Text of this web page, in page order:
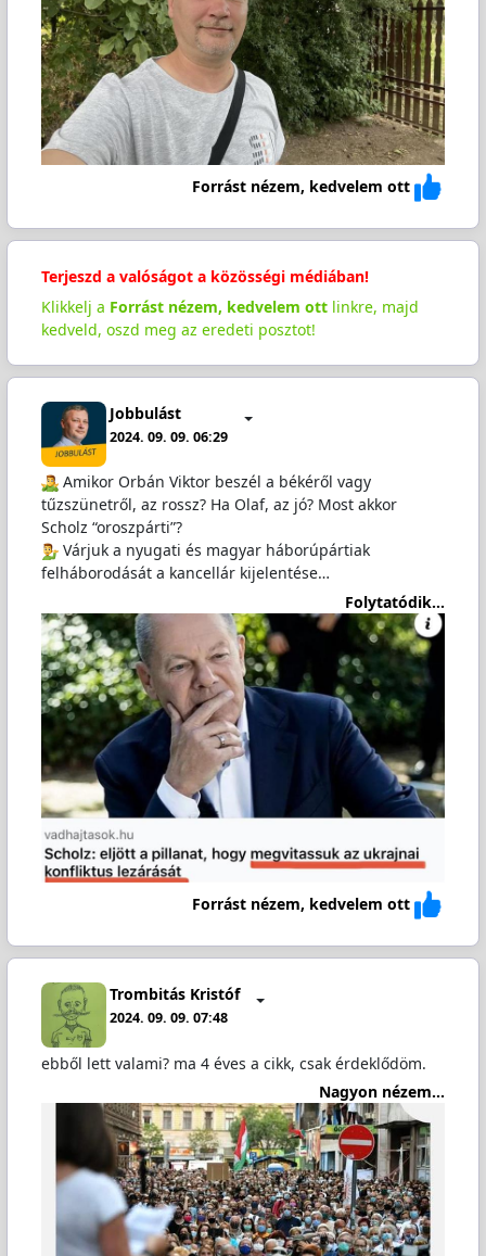
Forrást nézem, kedvelem ott
Terjeszd a valóságot a közösségi médiában!
Klikkelj a Forrást nézem, kedvelem ottlinkre, majd
kedveld, oszd meg az eredeti posztot!
Jobbulást
2024. 09. 09. 06:29
️ Amikor Orbán Viktor beszél a békéről vagy
tűzszünetről, az rossz? Ha Olaf, az jó? Most akkor
Scholz “oroszpárti”?
️ Várjuk a nyugati és magyar háborúpártiak
felháborodását a kancellár kijelentése…
Folytatódik...
Forrást nézem, kedvelem ott
Trombitás Kristóf
2024. 09. 09. 07:48
ebből lett valami? ma 4 éves a cikk, csak érdeklődöm.
Nagyon nézem...